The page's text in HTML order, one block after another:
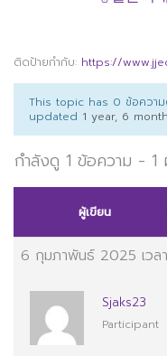
ติดป้ายกำกับ: https://
This topic has 0 ข้อควา
updated 1 year, 6
กำลังดู 1 ข้อความ - 1
ผู้เขียน
6 กุมภาพันธ์ 2025 เวล
Sjaks23
Participant